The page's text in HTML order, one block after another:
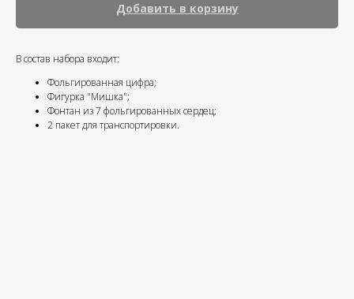
Добавить в корзину
В состав набора входит:
Фольгированная цифра;
Фигурка "Мишка";
Фонтан из 7 фольгированных сердец;
2 пакет для транспортировки.